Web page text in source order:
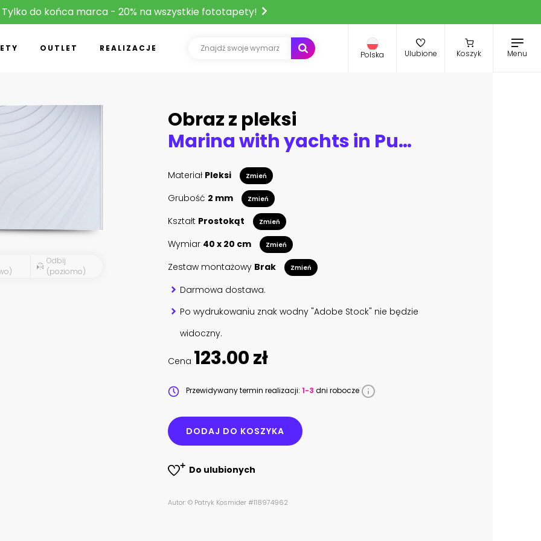
Tylko do końca marca - 20% na wszystkie fototapety!
OUTLET REALIZACJE
Polska Ulubione Koszyk Menu
Odbij
(poziomo)
Obraz z pleksi
Marina with yachts in Puerto de Mogan, a small fishing port on Gran Canaria, Spain.
Materiał Pleksi Zmień
Grubość 2 mm Zmień
Kształt Prostokąt Zmień
Wymiar 40 x 20 cm Zmień
Zestaw montażowy Brak Zmień
Darmowa dostawa.
Po wydrukowaniu znak wodny "Adobe Stock" nie będzie
widoczny.
Cena 123.00 zł
Przewidywany termin realizacji: 1-3 dni robocze
DODAJ DO KOSZYKA
Do ulubionych
Autor: © Patryk Kosmider #118974962